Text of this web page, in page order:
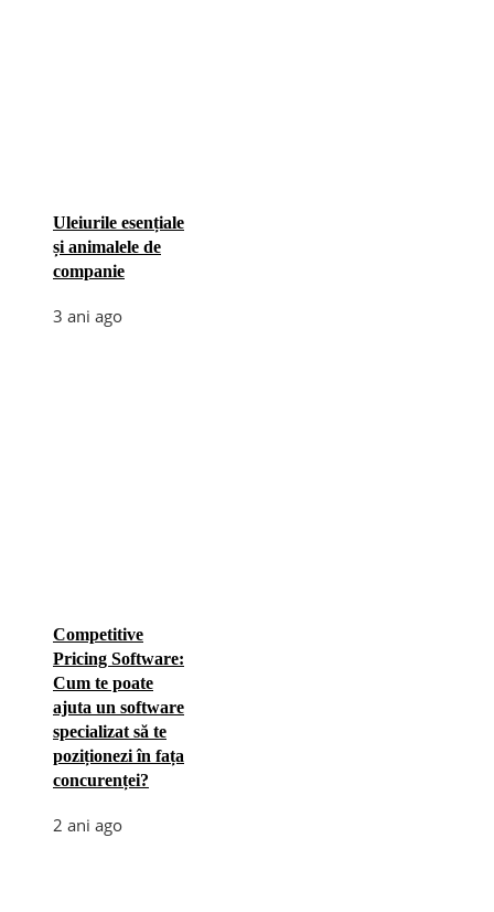
Uleiurile esențiale
și animalele de
companie
3 ani ago
Competitive
Pricing Software:
Cum te poate
ajuta un software
specializat să te
poziționezi în fața
concurenței?
2 ani ago